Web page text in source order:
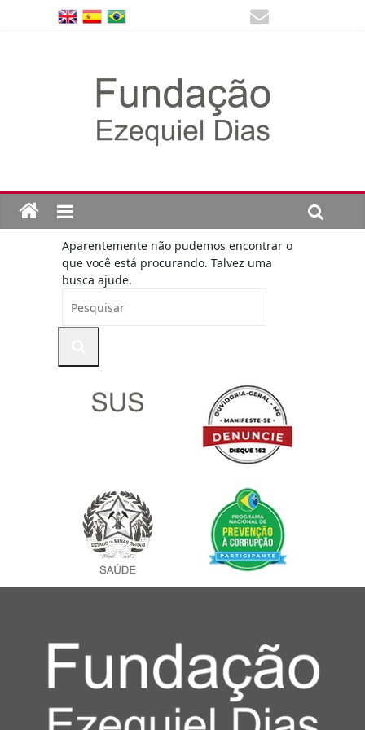
Aparentemente não pudemos encontrar o
que você está procurando. Talvez uma
busca ajude.